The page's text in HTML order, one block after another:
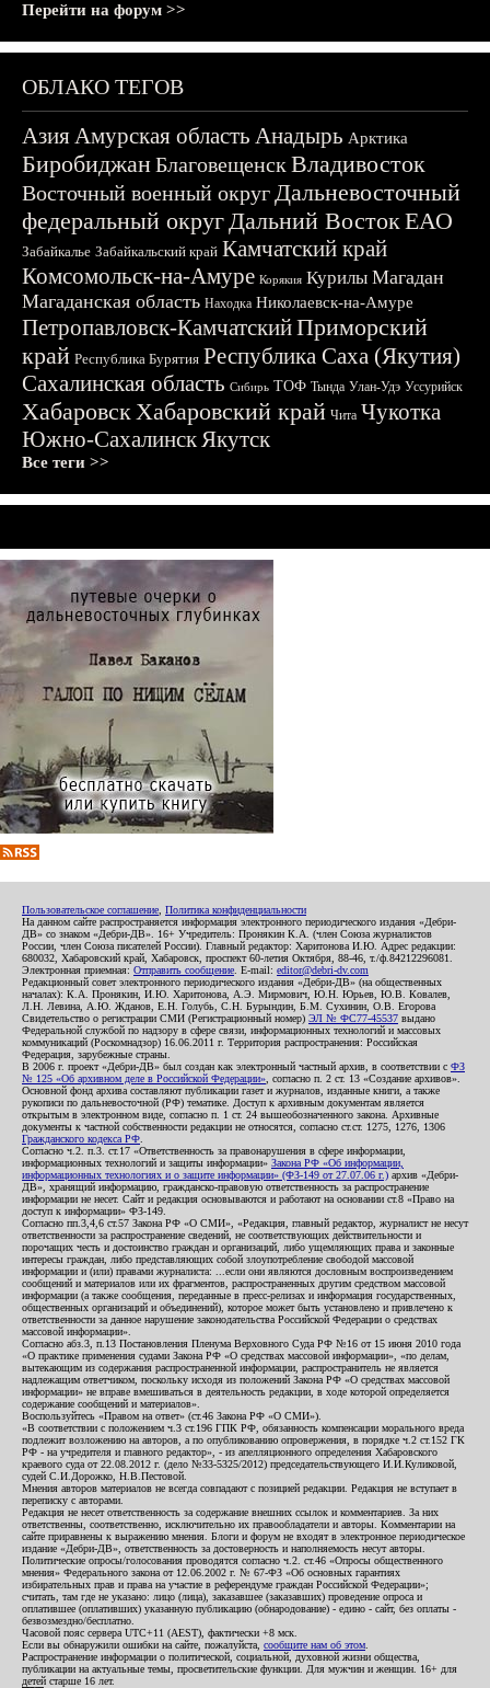
Перейти на форум >>
ОБЛАКО ТЕГОВ
АзияАмурская область Анадырь Арктика
БиробиджанБлаговещенскВладивосток
Восточный военный округДальневосточный
федеральный округДальний ВостокЕАО
Забайкалье Забайкальский край Камчатский край
Комсомольск-на-Амуре Корякия Курилы Магадан
Магаданская область Находка Николаевск-на-Амуре
Петропавловск-КамчатскийПриморский
край Республика Бурятия Республика Саха (Якутия)
Сахалинская область Сибирь ТОФ Тында Улан-Удэ Уссурийск
ХабаровскХабаровский край Чита Чукотка
Южно-СахалинскЯкутск
Все теги >>
Пользовательское соглашение Политика конфиденциальности
На данном сайте распространяется информация электронного периодического издания «Дебри-
ДВ» со знаком «Дебри-ДВ». 16+ Учредитель: Пронякин К.А. (член Союза журналистов
России, член Союза писателей России). Главный редактор: Харитонова И.Ю. Адрес редакции:
680032, Хабаровский край, Хабаровск, проспект 60-летия Октября, 88-46, т./ф.84212296081.
Электронная приемная: Отправить сообщение . E-mail: editor@debri-dv.com
Редакционный совет электронного периодического издания «Дебри-ДВ» (на общественных
началах): К.А. Пронякин, И.Ю. Харитонова, А.Э. Мирмович, Ю.Н. Юрьев, Ю.В. Ковалев,
Л.Н. Левина, А.Ю. Жданов, Е.Н. Голубь, С.Н. Бурындин, Б.М. Сухинин, О.В. Егорова
Свидетельство о регистрации СМИ (Регистрационный номер) ЭЛ № ФС77-45537 выдано
Федеральной службой по надзору в сфере связи, информационных технологий и массовых
коммуникаций (Роскомнадзор) 16.06.2011 г. Территория распространения: Российская
Федерация, зарубежные страны.
В 2006 г. проект «Дебри-ДВ» был создан как электронный частный архив, в соответствии с ФЗ
№ 125 «Об архивном деле в Российской Федерации» , согласно п. 2 ст. 13 «Создание архивов».
Основной фонд архива составляют публикации газет и журналов, изданные книги, а также
рукописи по дальневосточной (РФ) тематике. Доступ к архивным документам является
открытым в электронном виде, согласно п. 1 ст. 24 вышеобозначенного закона. Архивные
документы к частной собственности редакции не относятся, согласно ст.ст. 1275, 1276, 1306
Гражданского кодекса РФ
Согласно ч.2. п.3. ст.17 «Ответственность за правонарушения в сфере информации,
информационных технологий и защиты информации» Закона РФ «Об информации,
информационных технологиях и о защите информации» (ФЗ-149 от 27.07.06 г.) архив «Дебри-
ДВ», хранящий информацию, гражданско-правовую ответственность за распространение
информации не несет. Сайт и редакция основываются и работают на основании ст.8 «Право на
доступ к информации» ФЗ-149.
Согласно пп.3,4,6 ст.57 Закона РФ «О СМИ», «Редакция, главный редактор, журналист не несут
ответственности за распространение сведений, не соответствующих действительности и
порочащих честь и достоинство граждан и организаций, либо ущемляющих права и законные
интересы граждан, либо представляющих собой злоупотребление свободой массовой
информации и (или) правами журналиста: ...если они являются дословным воспроизведением
сообщений и материалов или их фрагментов, распространенных другим средством массовой
информации (а также сообщения, переданные в пресс-релизах и информация государственных,
общественных организаций и объединений), которое может быть установлено и привлечено к
ответственности за данное нарушение законодательства Российской Федерации о средствах
массовой информации».
Согласно абз.3, п.13 Постановления Пленума Верховного Суда РФ №16 от 15 июня 2010 года
«О практике применения судами Закона РФ «О средствах массовой информации», «по делам,
вытекающим из содержания распространенной информации, распространитель не является
надлежащим ответчиком, поскольку исходя из положений Закона РФ «О средствах массовой
информации» не вправе вмешиваться в деятельность редакции, в ходе которой определяется
содержание сообщений и материалов».
Воспользуйтесь «Правом на ответ» (ст.46 Закона РФ «О СМИ»).
«В соответствии с положением ч.3 ст.196 ГПК РФ, обязанность компенсации морального вреда
подлежит возложению на авторов, а по опубликованию опровержения, в порядке ч.2 ст.152 ГК
РФ - на учредителя и главного редактор», - из апелляционного определения Хабаровского
краевого суда от 22.08.2012 г. (дело №33-5325/2012) председательствующего И.И.Куликовой,
судей С.И.Дорожко, Н.В.Пестовой.
Мнения авторов материалов не всегда совпадают с позицией редакции. Редакция не вступает в
переписку с авторами.
Редакция не несет ответственность за содержание внешних ссылок и комментариев. За них
ответственны, соответственно, исключительно их правообладатели и авторы. Комментарии на
сайте приравнены к выражению мнения. Блоги и форум не входят в электронное периодическое
издание «Дебри-ДВ», ответственность за достоверность и наполняемость несут авторы.
Политические опросы/голосования проводятся согласно ч.2. ст.46 «Опросы общественного
мнения» Федерального закона от 12.06.2002 г. № 67-ФЗ «Об основных гарантиях
избирательных прав и права на участие в референдуме граждан Российской Федерации»;
считать, там где не указано: лицо (лица), заказавшее (заказавших) проведение опроса и
оплатившее (оплативших) указанную публикацию (обнародование) - едино - сайт, без оплаты -
безвозмездно/бесплатно.
Часовой пояс сервера UTC+11 (AEST), фактически +8 мск.
Если вы обнаружили ошибки на сайте, пожалуйста, сообщите нам об этом
Распространение информации о политической, социальной, духовной жизни общества,
публикации на актуальные темы, просветительские функции. Для мужчин и женщин. 16+ для
детей старше 16 лет.